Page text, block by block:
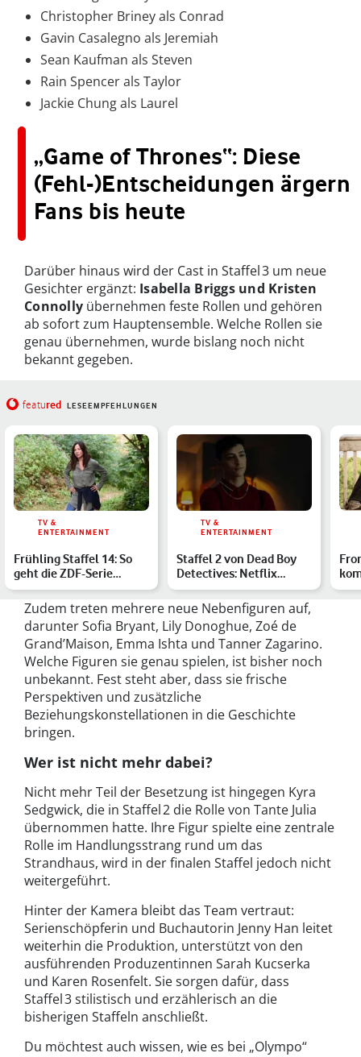
Christopher Briney als Conrad
Gavin Casalegno als Jeremiah
Sean Kaufman als Steven
Rain Spencer als Taylor
Jackie Chung als Laurel
„Game of Thrones“: Diese
(Fehl-)Entscheidungen ärgern
Fans bis heute
Darüber hinaus wird der Cast in Staffel 3 um neue
Gesichter ergänzt: Isabella Briggs und Kristen
Connolly übernehmen feste Rollen und gehören
ab sofort zum Hauptensemble. Welche Rollen sie
genau übernehmen, wurde bislang noch nicht
bekannt gegeben.
featured LESEEMPFEHLUNGEN
TV &
ENTERTAINMENT
Frühling Staffel 14: So
geht die ZDF-Serie
weiter
TV &
ENTERTAINMENT
Staffel 2 von Dead Boy
Detectives: Netflix
bestellt keine neuen F…
Zudem treten mehrere neue Nebenfiguren auf,
darunter Sofia Bryant, Lily Donoghue, Zoé de
Grand’Maison, Emma Ishta und Tanner Zagarino.
Welche Figuren sie genau spielen, ist bisher noch
unbekannt. Fest steht aber, dass sie frische
Perspektiven und zusätzliche
Beziehungskonstellationen in die Geschichte
bringen.
Wer ist nicht mehr dabei?
Nicht mehr Teil der Besetzung ist hingegen Kyra
Sedgwick, die in Staffel 2 die Rolle von Tante Julia
übernommen hatte. Ihre Figur spielte eine zentrale
Rolle im Handlungsstrang rund um das
Strandhaus, wird in der finalen Staffel jedoch nicht
weitergeführt.
Hinter der Kamera bleibt das Team vertraut:
Serienschöpferin und Buchautorin Jenny Han leitet
weiterhin die Produktion, unterstützt von den
ausführenden Produzentinnen Sarah Kucserka
und Karen Rosenfelt. Sie sorgen dafür, dass
Staffel 3 stilistisch und erzählerisch an die
bisherigen Staffeln anschließt.
Du möchtest auch wissen, wie es bei „Olympo“